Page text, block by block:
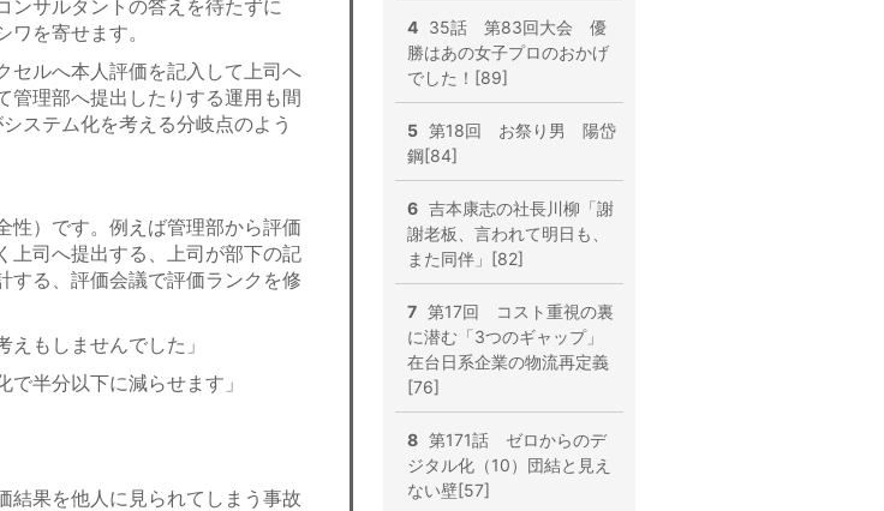
ンサルタントの答えを待たずに
を寄せます。
セルへ本人評価を記入して上司へ
管理部へ提出したりする運用も間
ステム化を考える分岐点のよう
性）です。例えば管理部から評価
上司へ提出する、上司が部下の記
する、評価会議で評価ランクを修
えもしませんでした」
で半分以下に減らせます」
結果を他人に見られてしまう事故
4 35話 第83回大会 優
勝はあの女子プロのおかげ
でした！[89]
5 第18回 お祭り男 陽岱
鋼[84]
6 吉本康志の社長川柳「謝
謝老板、言われて明日も、
また同伴」[82]
7 第17回 コスト重視の裏
に潜む「3つのギャップ」
在台日系企業の物流再定義
[76]
8 第171話 ゼロからのデ
ジタル化（10）団結と見え
ない壁[57]